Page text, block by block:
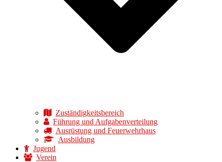
Zuständigkeitsbereich
Führung und Aufgabenverteilung
Ausrüstung und Feuerwehrhaus
Ausbildung
Jugend
Verein